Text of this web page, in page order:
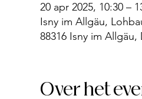
20 apr 2025, 10:30 –
Isny im Allgäu,
88316 Isny im Allgäu,
Over het